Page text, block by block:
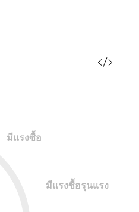
มีแรงซื้อ
มีแรงซื้อรุนแรง